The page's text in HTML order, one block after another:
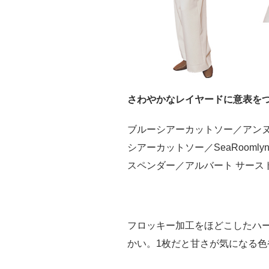
さわやかなレイヤードに意表を
ブルーシアーカットソー／ア
シアーカットソー／
スペンダー／アルバート サー
フロッキー加工をほどこしたハ
かい。1枚だと甘さが気になる